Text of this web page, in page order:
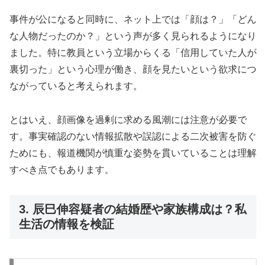
事件が公になると同時に、ネット上では「顔は？」「どん
な人物だったのか？」という声が多く見られるようになり
ました。特に教員という立場からくる「信用していた人が
裏切った」という心理が働き、顔を見たいという欲求につ
ながっていると考えられます。
とはいえ、顔画像を過剰に求める風潮には注意が必要で
す。事実確認のない情報拡散や誤認による二次被害を防ぐ
ためにも、報道機関が慎重な姿勢を貫いていることは理解
すべき点でもあります。
3. 辰巳伸容疑者の結婚歴や家族構成は？私
生活の情報を検証